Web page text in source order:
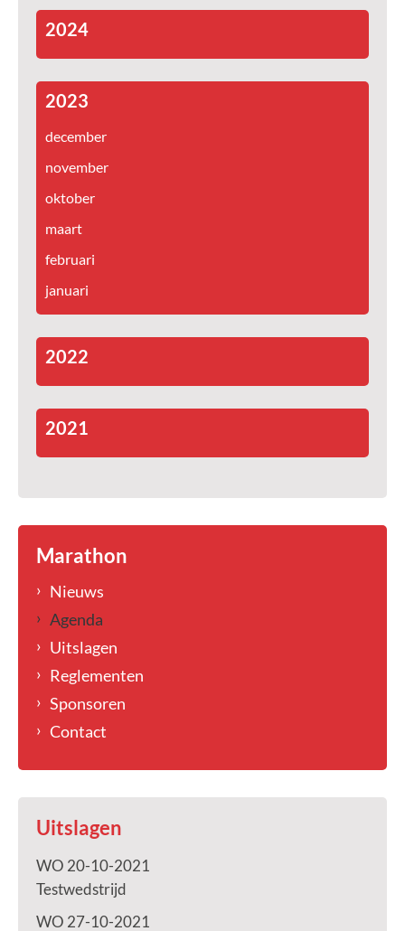
2024
2023
december
november
oktober
maart
februari
januari
2022
2021
Marathon
Nieuws
Agenda
Uitslagen
Reglementen
Sponsoren
Contact
Uitslagen
WO 20-10-2021
Testwedstrijd
WO 27-10-2021